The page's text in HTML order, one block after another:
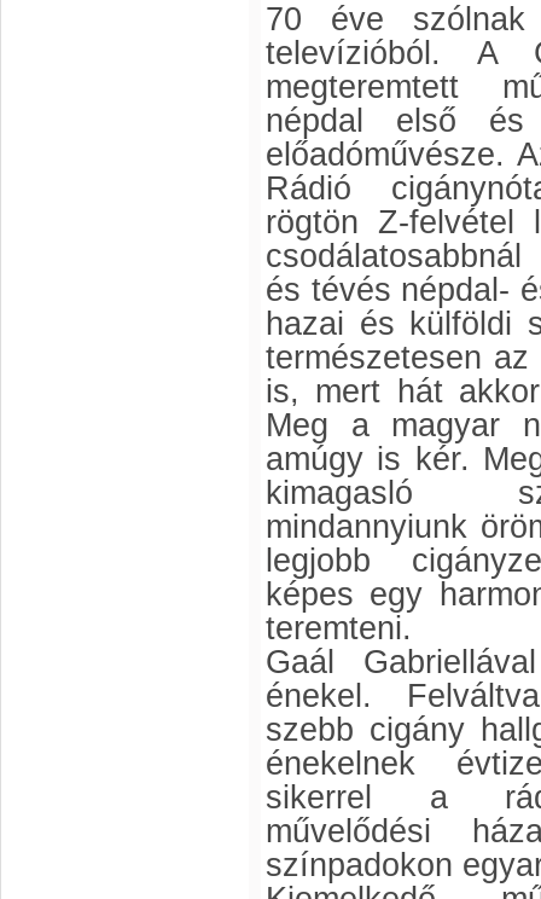
70 éve szólnak
televízióból. A
megteremtett
népdal első és
előadóművésze.
Rádió
rögtön Z-felvétel
és tévés népdal-
hazai és külföldi
természetesen
is, mert hát
Meg a magyar
amúgy is kér.
kimagasló
mindannyiunk
legjobb
képes egy
teremteni.
Gaál
énekel.
szebb cigány
énekelnek
sikerrel a
művelődési
színpadokon